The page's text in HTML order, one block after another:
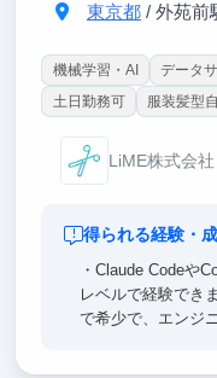
東京都/ 外苑前駅 徒
機械学習・AI データ
土日勤務可
服装髪型
LiME株式会社
得られる経験・
・Claude Codeや
レベルで経験でき
で希少で、エンジ